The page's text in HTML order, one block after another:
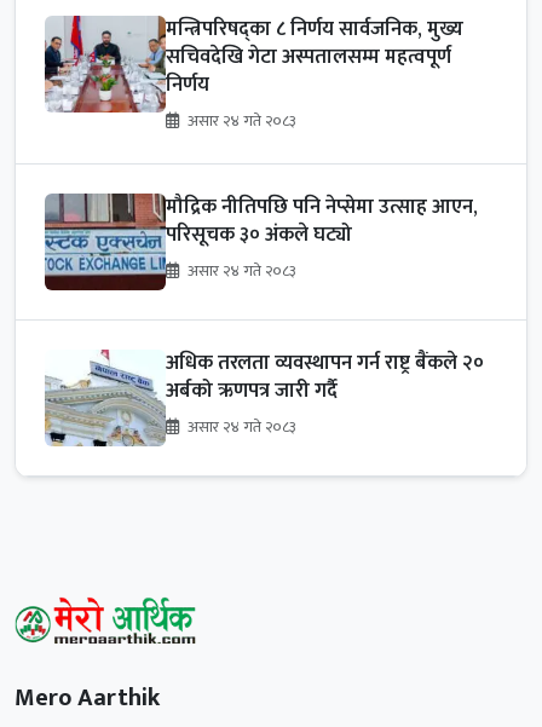
मन्त्रिपरिषद्का ८ निर्णय सार्वजनिक, मुख्य
सचिवदेखि गेटा अस्पतालसम्म महत्वपूर्ण
निर्णय
असार २४ गते २०८३
मौद्रिक नीतिपछि पनि नेप्सेमा उत्साह आएन,
परिसूचक ३० अंकले घट्यो
असार २४ गते २०८३
अधिक तरलता व्यवस्थापन गर्न राष्ट्र बैंकले २०
अर्बको ऋणपत्र जारी गर्दै
असार २४ गते २०८३
Mero Aarthik